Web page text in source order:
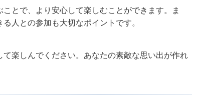
とで、より安心して楽しむことができます。ま
人との参加も大切なポイントです。
楽しんでください。あなたの素敵な思い出が作れ